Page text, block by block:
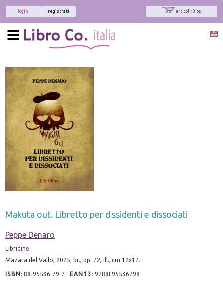
articoli: 0 pz.
registrati
login
Makuta out. Libretto per dissidenti e dissociati
Peppe Denaro
Libridine
Mazara del Vallo, 2025; br., pp. 72, ill., cm 12x17.
ISBN:88-95536-79-7 - EAN13 :9788895536798